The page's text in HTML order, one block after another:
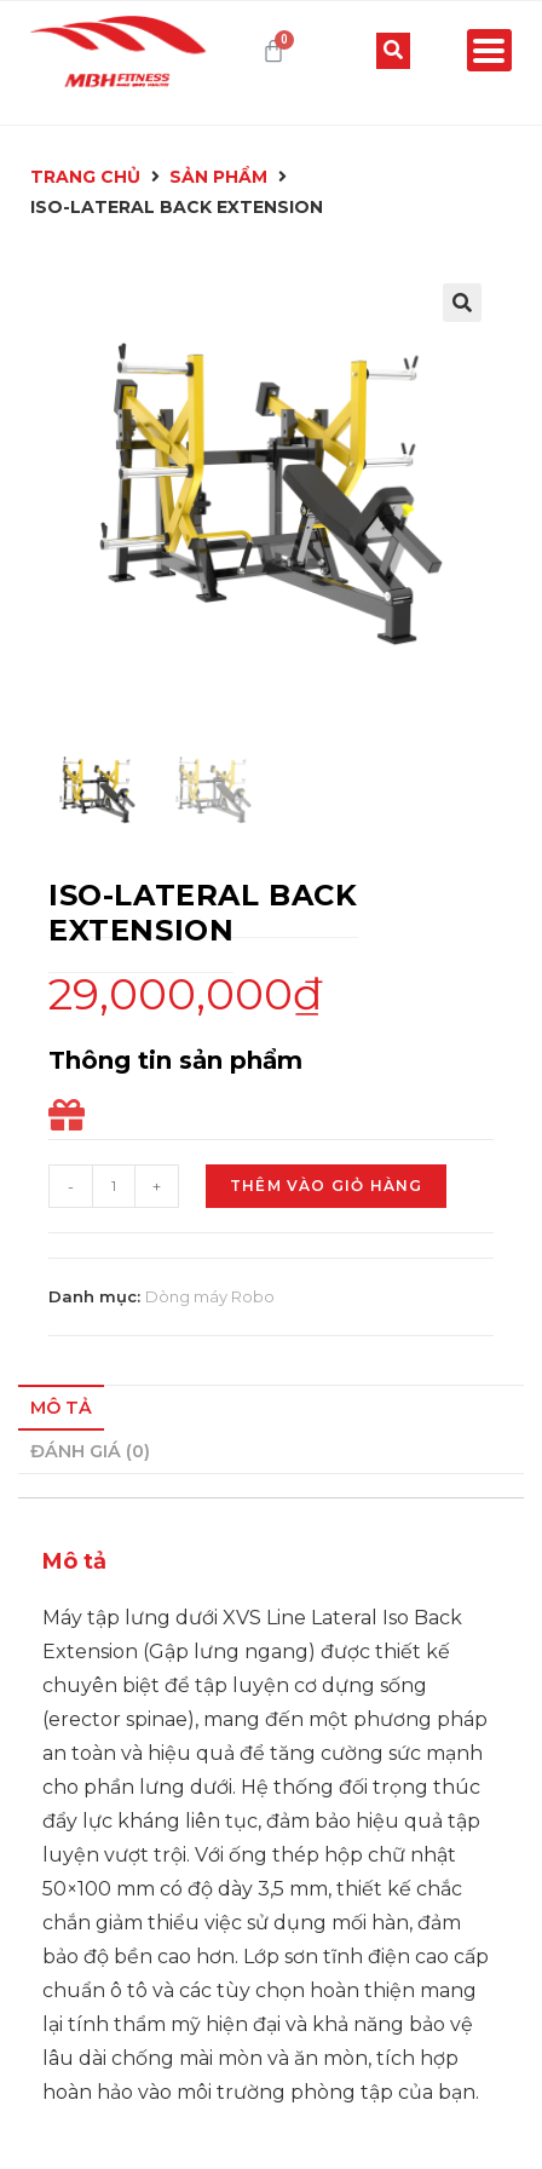
TRANG CHỦ
SẢN PHẨM
ISO-LATERAL BACK EXTENSION
ISO-LATERAL BACK
EXTENSION
29,000,000₫
Thông tin sản phẩm
- + THÊM VÀO GIỎ HÀNG
Danh mục: Dòng máy Robo
MÔ TẢ
ĐÁNH GIÁ (0)
Mô tả
Máy tập lưng dưới XVS Line Lateral Iso Back
Extension (Gập lưng ngang) được thiết kế
chuyên biệt để tập luyện cơ dựng sống
(erector spinae), mang đến một phương pháp
an toàn và hiệu quả để tăng cường sức mạnh
cho phần lưng dưới. Hệ thống đối trọng thúc
đẩy lực kháng liên tục, đảm bảo hiệu quả tập
luyện vượt trội. Với ống thép hộp chữ nhật
50×100 mm có độ dày 3,5 mm, thiết kế chắc
chắn giảm thiểu việc sử dụng mối hàn, đảm
bảo độ bền cao hơn. Lớp sơn tĩnh điện cao cấp
chuẩn ô tô và các tùy chọn hoàn thiện mang
lại tính thẩm mỹ hiện đại và khả năng bảo vệ
lâu dài chống mài mòn và ăn mòn, tích hợp
hoàn hảo vào môi trường phòng tập của bạn.